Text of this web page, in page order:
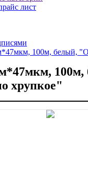
100м, белый,
100м,
хрупкое"